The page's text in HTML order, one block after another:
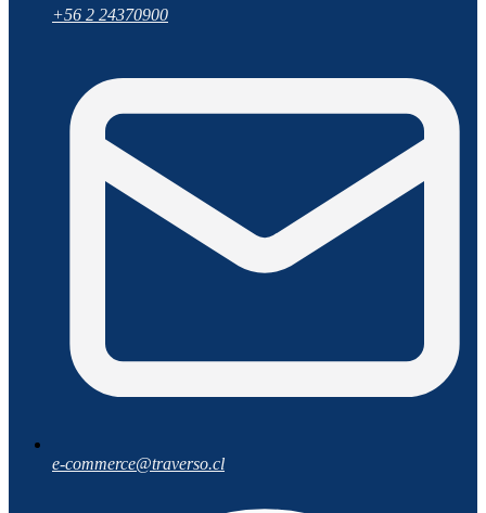
+56 2 24370900
e-commerce@traverso.cl